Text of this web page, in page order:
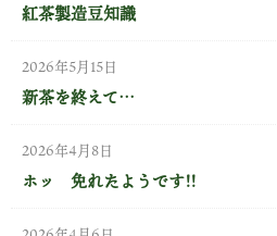
屋敷裏の田んぼを支える小川はご覧
天気予報には期待できず
紅茶製造豆知識
新茶を終えて…
2026年5月15日
ホッ 免れたようです!!
2026年4月8日